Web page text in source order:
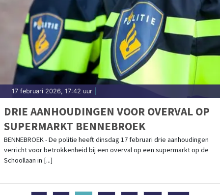
17 februari 2026, 17:42 uur
DRIE AANHOUDINGEN VOOR OVERVAL OP
SUPERMARKT BENNEBROEK
BENNEBROEK - De politie heeft dinsdag 17 februari drie aanhoudingen
verricht voor betrokkenheid bij een overval op een supermarkt op de
Schoollaan in [...]